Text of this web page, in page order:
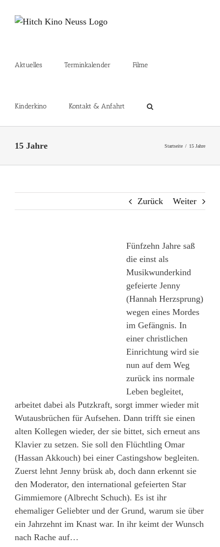
Inhalt
Aktuelles Terminkalender Filme
Kinderkino Kontakt & Anfahrt
15 Jahre Startseite 15 Jahre
Zurück Weiter
Fünfzehn Jahre saß
die einst als
Musikwunderkind
gefeierte Jenny
(Hannah Herzsprung)
wegen eines Mordes
im Gefängnis. In
einer christlichen
Einrichtung wird sie
nun auf dem Weg
zurück ins normale
Leben begleitet,
arbeitet dabei als Putzkraft, sorgt immer wieder mit
Wutausbrüchen für Aufsehen. Dann trifft sie einen
alten Kollegen wieder, der sie bittet, sich erneut ans
Klavier zu setzen. Sie soll den Flüchtling Omar
(Hassan Akkouch) bei einer Castingshow begleiten.
Zuerst lehnt Jenny brüsk ab, doch dann erkennt sie
den Moderator, den international gefeierten Star
Gimmiemore (Albrecht Schuch). Es ist ihr
ehemaliger Geliebter und der Grund, warum sie über
ein Jahrzehnt im Knast war. In ihr keimt der Wunsch
nach Rache auf…